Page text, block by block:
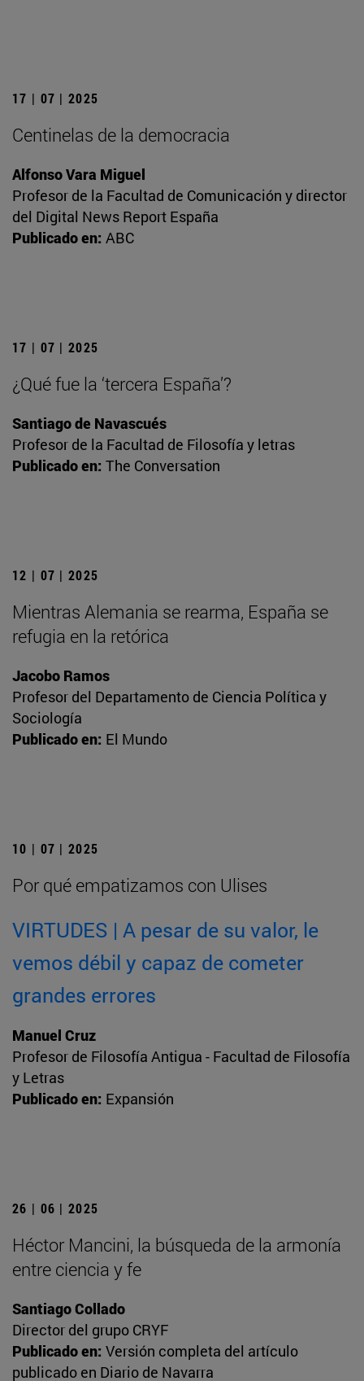
17 | 07 | 2025
Centinelas de la democracia
Alfonso Vara Miguel
Profesor de la Facultad de Comunicación y director
del Digital News Report España
Publicado en: ABC
17 | 07 | 2025
¿Qué fue la ‘tercera España’?
Santiago de Navascués
Profesor de la Facultad de Filosofía y letras
Publicado en: The Conversation
12 | 07 | 2025
Mientras Alemania se rearma, España se
refugia en la retórica
Jacobo Ramos
Profesor del Departamento de Ciencia Política y
Sociología
Publicado en: El Mundo
10 | 07 | 2025
Por qué empatizamos con Ulises
VIRTUDES | A pesar de su valor, le
vemos débil y capaz de cometer
grandes errores
Manuel Cruz
Profesor de Filosofía Antigua - Facultad de Filosofía
y Letras
Publicado en: Expansión
26 | 06 | 2025
Héctor Mancini, la búsqueda de la armonía
entre ciencia y fe
Santiago Collado
Director del grupo CRYF
Publicado en: Versión completa del artículo
publicado en Diario de Navarra